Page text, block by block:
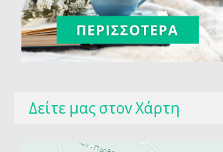
Δείτε μας στοv Χάρτη